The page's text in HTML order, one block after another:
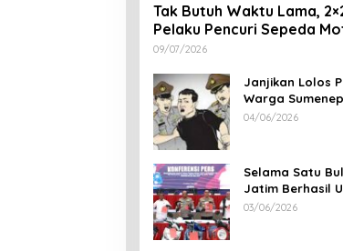
Tak Butuh Waktu Lama,
Pelaku Pencuri Sepeda
Langsung Diringkus Polsek
09/07/2026
Janjikan Lolos
Warga
Polres
04/06/2026
Selama Satu
Jatim Berhasil
Kasus
03/06/2026